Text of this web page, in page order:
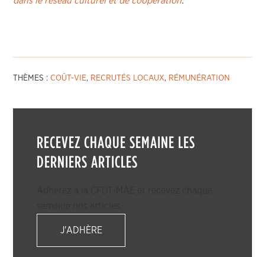
THÈMES :COÛT-VIE, RECRUTÉS LOCAUX, RÉMUNÉRATION
RECEVEZ CHAQUE SEMAINE LES
DERNIERS ARTICLES
J'ADHÈRE